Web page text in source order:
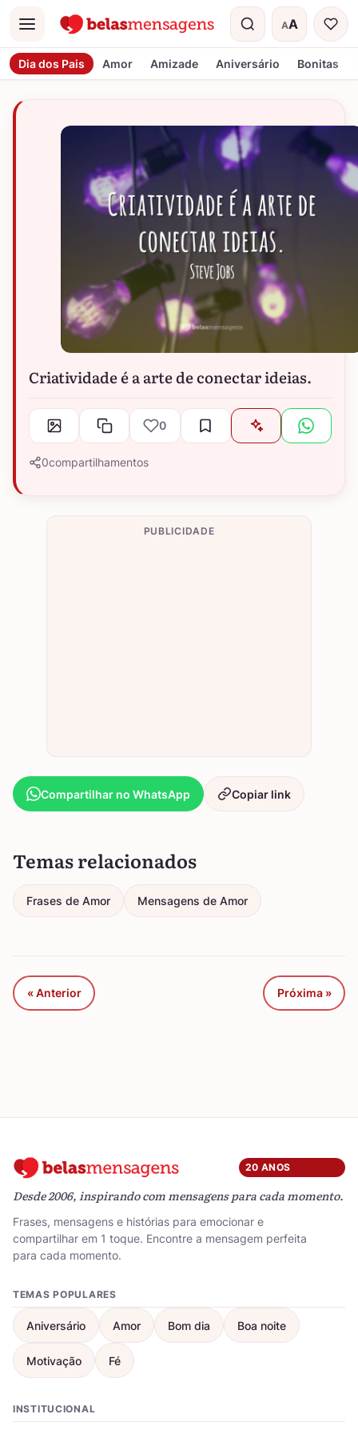
Menu AA
Tamanho do
Dia dos Pais Amor Amizade Aniversário Bonitas
Criatividade é a arte de conectar ideias.
0
0compartilhamentos
PUBLICIDADE
Compartilhar no WhatsApp Copiar link
Temas relacionados
Frases de Amor Mensagens de Amor
« Anterior Próxima »
20 ANOS
Desde 2006, inspirando com mensagens para cada momento.
Frases, mensagens e histórias para emocionar e
compartilhar em 1 toque. Encontre a mensagem perfeita
para cada momento.
TEMAS POPULARES
Aniversário Amor Bom dia Boa noite
Motivação Fé
INSTITUCIONAL